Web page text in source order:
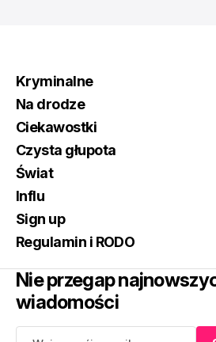
Kryminalne
Na drodze
Ciekawostki
Czysta głupota
Świat
Influ
Sign up
Regulamin i RODO
Nie przegap
wiadomości